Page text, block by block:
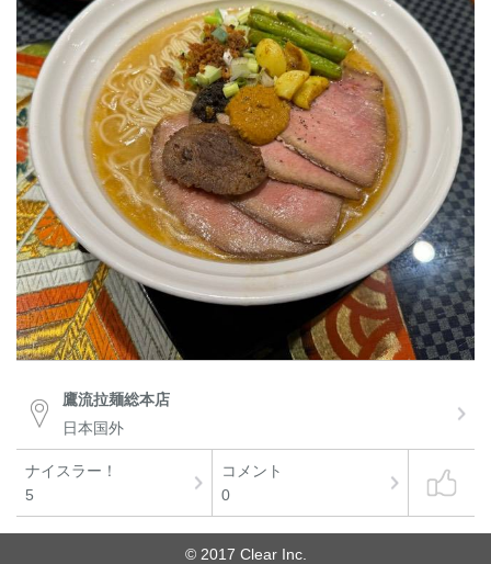
鷹流拉麺総本店
日本国外
ナイスラー！
5
コメント
0
© 2017 Clear Inc.